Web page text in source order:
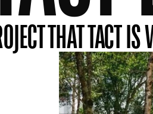
THAT TACT